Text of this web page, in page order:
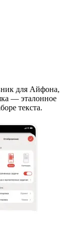
для Айфона,
— эталонное
текста.